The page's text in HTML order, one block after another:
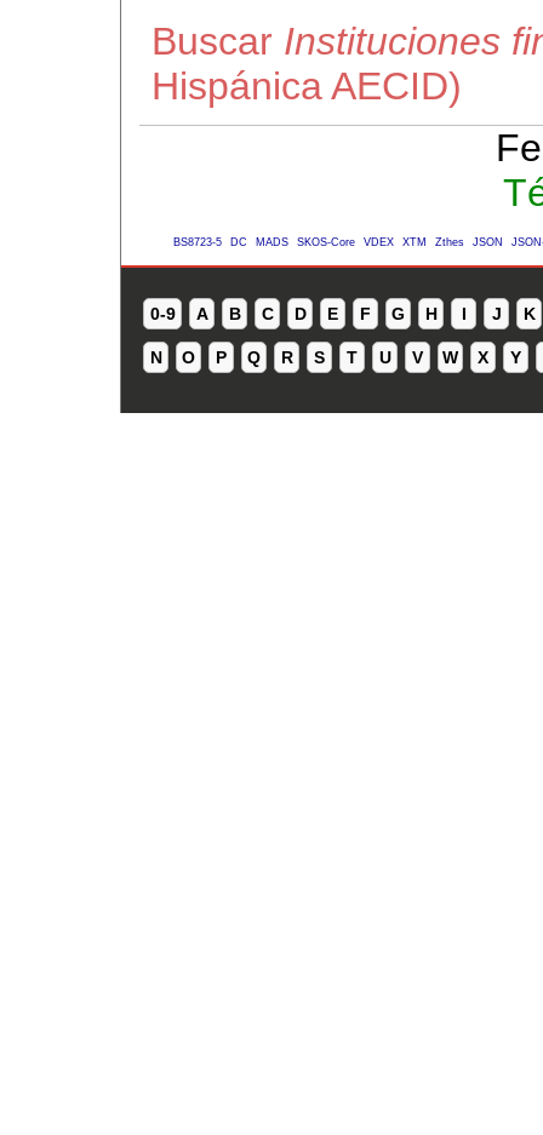
Buscar Instituciones
Hispánica AECID)
BS8723-5 DC MADS SKOS-Core VDEX XTM Zthes JSON
0-9 A B C D E F G H I J K
N O P Q R S T U V W X Y